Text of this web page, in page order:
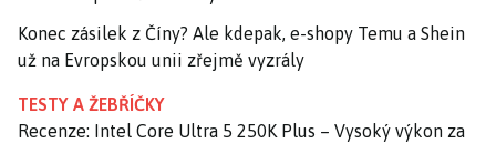
Konec zásilek z Číny? Ale kdepak, e-shopy Temu a Shein
už na Evropskou unii zřejmě vyzrály
TESTY A ŽEBŘÍČKY
Recenze: Intel Core Ultra 5 250K Plus – Vysoký výkon za